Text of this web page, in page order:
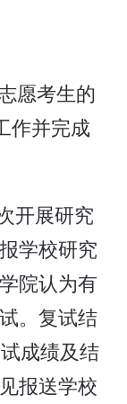
愿考生的
作并完成
开展研究
学校研究
院认为有
。复试结
成绩及结
报送学校